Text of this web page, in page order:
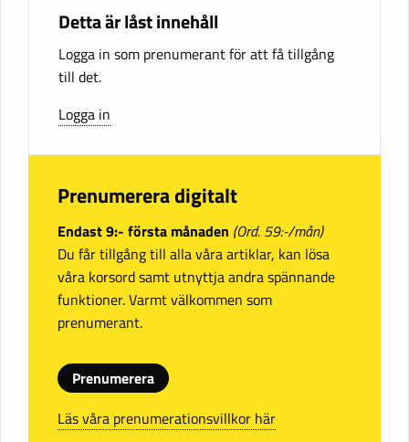
Detta är låst innehåll
Logga in som prenumerant för att få tillgång
till det.
Logga in
Prenumerera digitalt
Endast 9:- första månaden (Ord. 59:-/mån)
Du får tillgång till alla våra artiklar, kan lösa
våra korsord samt utnyttja andra spännande
funktioner. Varmt välkommen som
prenumerant.
Prenumerera
Läs våra prenumerationsvillkor här